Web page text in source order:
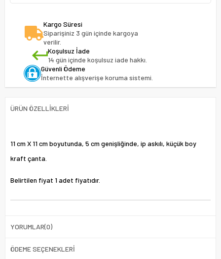
Kargo Süresi
Siparişiniz 3 gün içinde kargoya
verilir.
Koşulsuz İade
14 gün içinde koşulsuz iade hakkı.
Güvenli Ödeme
İnternette alışverişe koruma sistemi.
ÜRÜN ÖZELLIKLERI
11 cm X 11 cm boyutunda, 5 cm genişliğinde, ip askılı, küçük boy
kraft çanta.
Belirtilen fiyat 1 adet fiyatıdır.
YORUMLAR(0)
ÖDEME SEÇENEKLERI